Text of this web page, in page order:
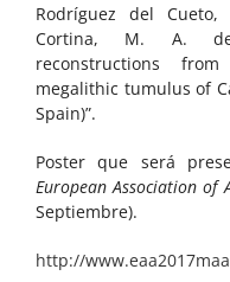
Rodríguez del
Cortina, M. A. de
reconstructions
megalithic tumulus of
Spain)”.
Poster que será
European Association of
Septiembre).
http://